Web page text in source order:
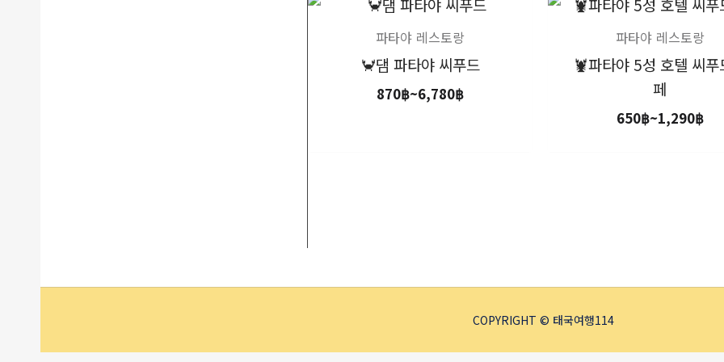
파타야 레스토랑
🦀댐 파타야 씨푸드
870฿~6,780฿
격
범
위:
870฿~6,780฿
파타야 레스토랑
🦞파타야 5성 호텔 씨푸
페
650฿~1,290฿
격
범
위:
COPYRIGHT © 태국여행114